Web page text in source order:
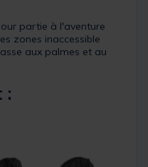
partie à l'aventure
zones inaccessible
aux palmes et au
: